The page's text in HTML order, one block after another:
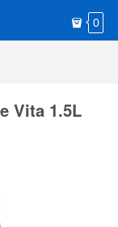
0
Vita 1.5L